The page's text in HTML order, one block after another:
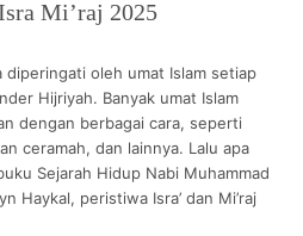
Mi’raj 2025
diperingati oleh umat Islam setiap
Hijriyah. Banyak umat Islam
dengan berbagai cara, seperti
ceramah, dan lainnya. Lalu apa
Sejarah Hidup Nabi Muhammad
Haykal, peristiwa Isra’ dan Mi’raj